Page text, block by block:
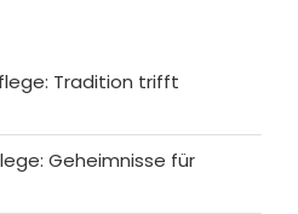
Tradition trifft
Geheimnisse für